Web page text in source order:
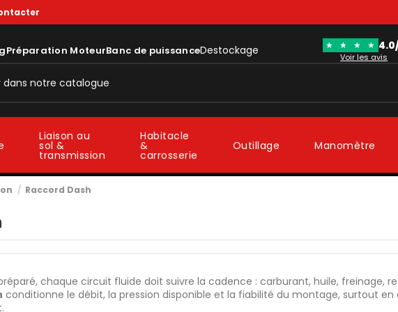
Préparation MoteurBanc de puissanceDestockage ★ ★ ★ ★
Voir les avis
Liaison au
sol &
transmission
Habitacle
&
carrosserie
Outillage Manomètre
Raccord Dash
chaque circuit fluide doit suivre la cadence : carburant, huile, freinage,
conditionne le débit, la pression disponible et la fiabilité du montage, surtout en